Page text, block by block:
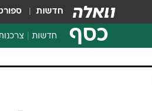
חדשות
כסף חדשות